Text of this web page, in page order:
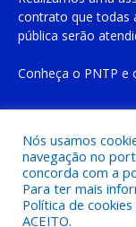
contrato que todas
pública serão
Conheça o PNTP e
Todos os direitos
Nós usamos
navegação no
concorda com a
Para ter mais
Política de cookies
ACEITO.